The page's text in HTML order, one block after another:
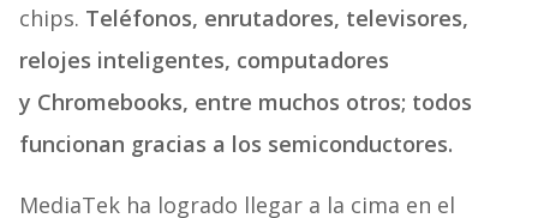
chips. Teléfonos, enrutadores, televisores,
relojes inteligentes, computadores
y Chromebooks, entre muchos otros; todos
funcionan gracias a los semiconductores.
MediaTek ha logrado llegar a la cima en el